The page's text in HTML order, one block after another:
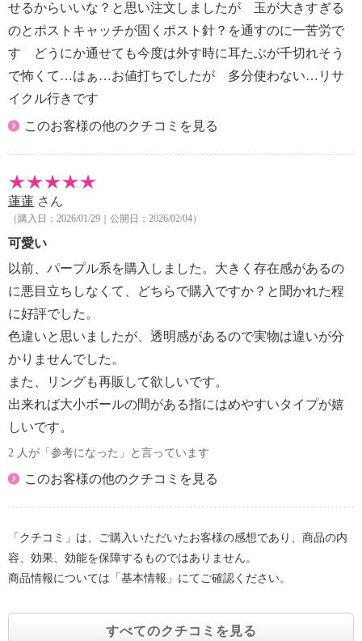
せるからいいな？と思い注文しましたが 玉が大きすぎる
のとポストキャッチが固くポスト針？を通すのに一苦労で
す どうにか通せても今度は外す時に耳たぶが千切れそう
で怖くて…はぁ…お値打ちでしたが 多分使わない…リサ
イクル行きです
このお客様の他のクチコミを見る
蓮蓮 さん
（購入日：2026/01/29｜公開日：2026/02/04）
可愛い
以前、パープル系を購入しました。大きく存在感があるの
に悪目立ちしなくて、どちらで購入ですか？と聞かれた程
に好評でした。
色違いと思いましたが、透明感があるので実物は違いが分
かりませんでした。
また、リングも再販して欲しいです。
出来れば大小ボールの間がある指にはめやすいタイプが嬉
しいです。
2 人が「参考になった」と言っています
このお客様の他のクチコミを見る
「クチコミ」は、ご購入いただいたお客様の感想であり、商品の内
容、効果、効能を保障するものではありません。
商品情報については「基本情報」にてご確認ください。
すべてのクチコミを見る